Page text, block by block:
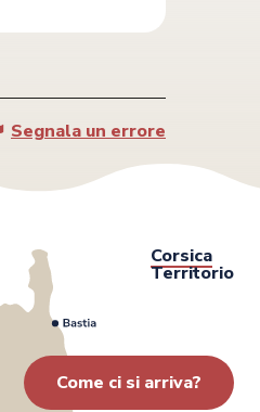
Segnala un errore
Corsica
Territorio
Come ci si arriva?